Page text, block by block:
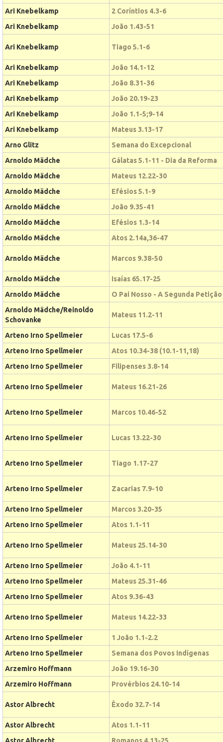
Ari Knebelkamp
2 Coríntios 4.3-6
Ari Knebelkamp
João 1.43-51
Ari Knebelkamp Tiago 5.1-6
Ari Knebelkamp
João 14.1-12
Ari Knebelkamp
João 8.31-36
Ari Knebelkamp
João 20.19-23
Ari Knebelkamp
João 1.1-5;9-14
Ari Knebelkamp
Mateus 3.13-17
Arno Glitz
Semana do Excepcional
Arnoldo Mädche
Gálatas 5.1-11 - Dia da Reforma
Arnoldo Mädche
Mateus 12.22-30
Arnoldo Mädche
Efésios 5.1-9
Arnoldo Mädche
João 9.35-41
Arnoldo Mädche
Efésios 1.3-14
Arnoldo Mädche
Atos 2.14a,36-47
Arnoldo Mädche Marcos 9.38-50
Arnoldo Mädche
Isaías 65.17-25
Arnoldo Mädche
O Pai Nosso - A Segunda Petição
Arnoldo Mädche/Reinoldo
Schovanke
Mateus 11.2-11
Arteno Irno Spellmeier
Lucas 17.5-6
Arteno Irno Spellmeier
Atos 10.34-38 (10.1-11,18)
Arteno Irno Spellmeier
Filipenses 3.8-14
Arteno Irno Spellmeier Mateus 16.21-26
Arteno Irno Spellmeier Marcos 10.46-52
Arteno Irno Spellmeier Lucas 13.22-30
Arteno Irno Spellmeier Tiago 1.17-27
Arteno Irno Spellmeier Zacarias 7.9-10
Arteno Irno Spellmeier
Marcos 3.20-35
Arteno Irno Spellmeier
Atos 1.1-11
Arteno Irno Spellmeier Mateus 25.14-30
Arteno Irno Spellmeier
João 4.1-11
Arteno Irno Spellmeier
Mateus 25.31-46
Arteno Irno Spellmeier
Atos 9.36-43
Arteno Irno Spellmeier Mateus 14.22-33
Arteno Irno Spellmeier
1 João 1.1-2.2
Arteno Irno Spellmeier
Semana dos Povos Indígenas
Arzemiro Hoffmann
João 19.16-30
Arzemiro Hoffmann
Provérbios 24.10-14
Astor Albrecht Êxodo 32.7-14
Astor Albrecht
Atos 1.1-11